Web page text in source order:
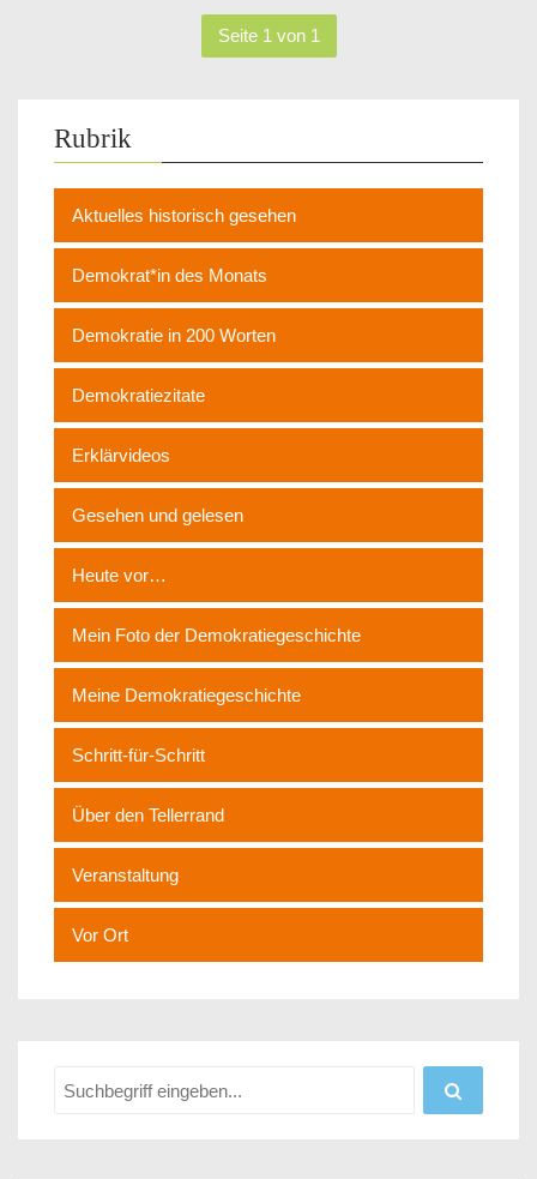
Seite 1 von 1
Rubrik
Aktuelles historisch gesehen
Demokrat*in des Monats
Demokratie in 200 Worten
Demokratiezitate
Erklärvideos
Gesehen und gelesen
Heute vor…
Mein Foto der Demokratiegeschichte
Meine Demokratiegeschichte
Schritt-für-Schritt
Über den Tellerrand
Veranstaltung
Vor Ort